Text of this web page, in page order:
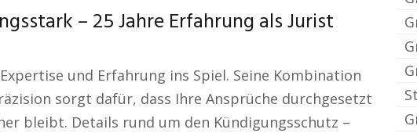
– 25 Jahre Erfahrung als Jurist
und Erfahrung ins Spiel. Seine Kombination
sorgt dafür, dass Ihre Ansprüche durchgesetzt
bleibt. Details rund um den Kündigungsschutz –